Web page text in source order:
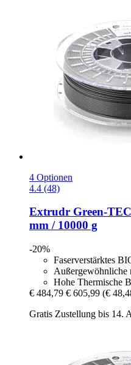
4 Optionen
4.4 (48)
Extrudr Green-​
mm / 10000 g
-20%
Faserverstärktes
Außergewöhnliche
Hohe Thermische
€ 484,79 € 605,99 (€
Gratis Zustellung bis 14.